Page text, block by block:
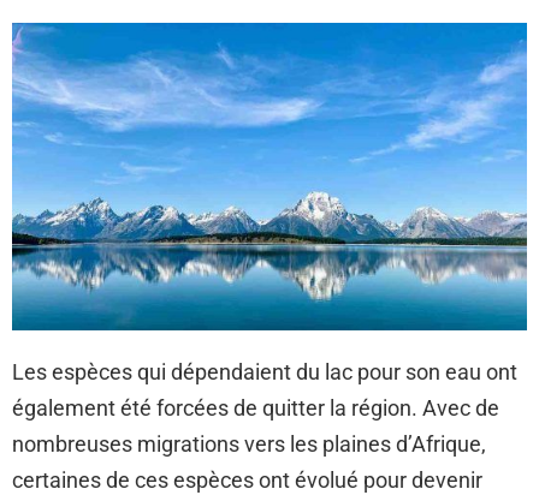
Les espèces qui dépendaient du lac pour son eau ont
également été forcées de quitter la région. Avec de
nombreuses migrations vers les plaines d’Afrique,
certaines de ces espèces ont évolué pour devenir